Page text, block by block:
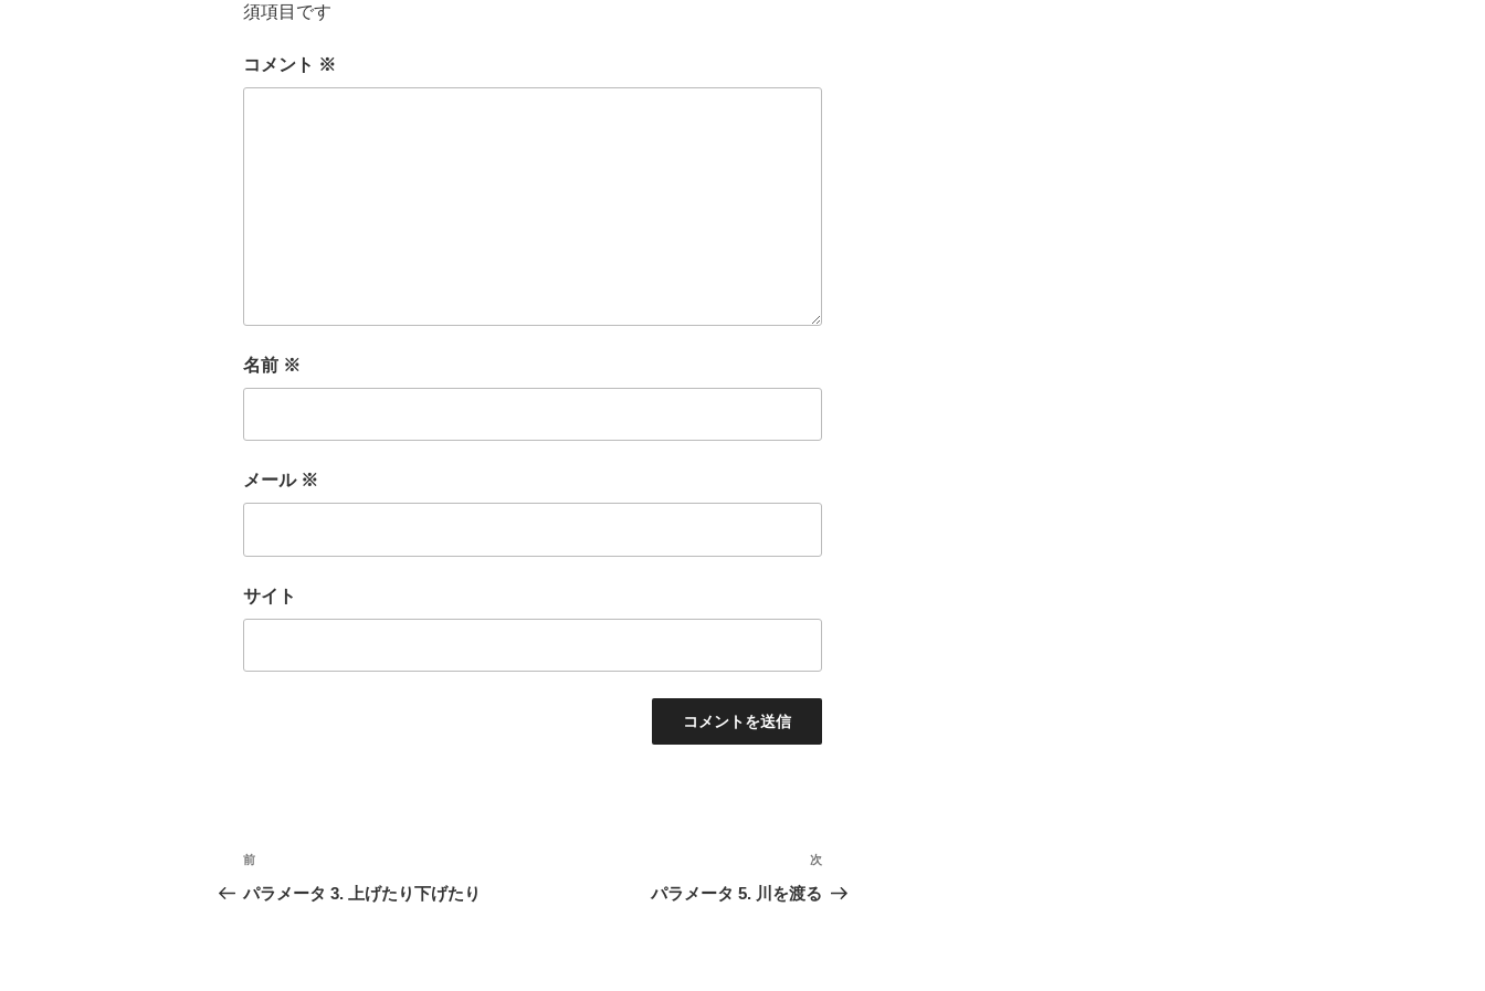
須項目です
コメント ※
名前 ※
メール ※
サイト
投
稿
前
の
前
パラメータ 3. 上げたり下げたり
次
の
次
パラメータ 5. 川を渡る